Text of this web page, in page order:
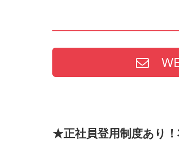
★正社員登用制度あり